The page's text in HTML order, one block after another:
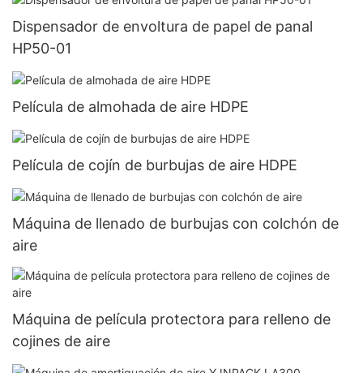
Dispensador de envoltura de papel de panal
HP50-01
Película de almohada de aire HDPE
Película de cojín de burbujas de aire HDPE
Máquina de llenado de burbujas con colchón de
aire
Máquina de película protectora para relleno de
cojines de aire